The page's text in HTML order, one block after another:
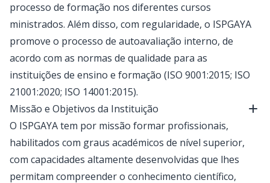
processo de formação nos diferentes cursos
ministrados. Além disso, com regularidade, o ISPGAYA
promove o processo de autoavaliação interno, de
acordo com as normas de qualidade para as
instituições de ensino e formação (ISO 9001:2015; ISO
21001:2020; ISO 14001:2015).
Missão e Objetivos da Instituição
Abrir
O ISPGAYA tem por missão formar profissionais,
habilitados com graus académicos de nível superior,
com capacidades altamente desenvolvidas que lhes
permitam compreender o conhecimento científico,